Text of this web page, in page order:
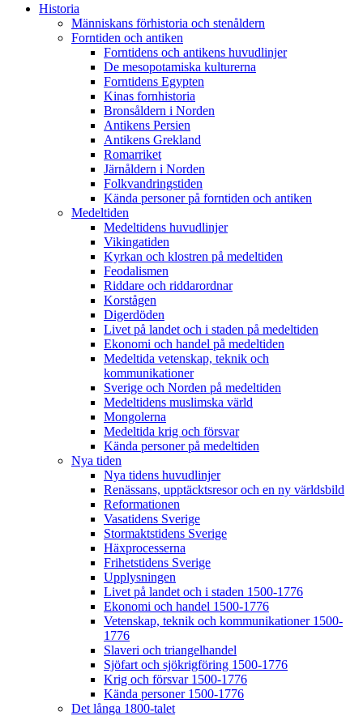
Historia
Människans förhistoria och stenåldern
Forntiden och antiken
Forntidens och antikens huvudlinjer
De mesopotamiska kulturerna
Forntidens Egypten
Kinas fornhistoria
Bronsåldern i Norden
Antikens Persien
Antikens Grekland
Romarriket
Järnåldern i Norden
Folkvandringstiden
Kända personer på forntiden och antiken
Medeltiden
Medeltidens huvudlinjer
Vikingatiden
Kyrkan och klostren på medeltiden
Feodalismen
Riddare och riddarordnar
Korstågen
Digerdöden
Livet på landet och i staden på medeltiden
Ekonomi och handel på medeltiden
Medeltida vetenskap, teknik och
kommunikationer
Sverige och Norden på medeltiden
Medeltidens muslimska värld
Mongolerna
Medeltida krig och försvar
Kända personer på medeltiden
Nya tiden
Nya tidens huvudlinjer
Renässans, upptäcktsresor och en ny världsbild
Reformationen
Vasatidens Sverige
Stormaktstidens Sverige
Häxprocesserna
Frihetstidens Sverige
Upplysningen
Livet på landet och i staden 1500-1776
Ekonomi och handel 1500-1776
Vetenskap, teknik och kommunikationer 1500-
1776
Slaveri och triangelhandel
Sjöfart och sjökrigföring 1500-1776
Krig och försvar 1500-1776
Kända personer 1500-1776
Det långa 1800-talet